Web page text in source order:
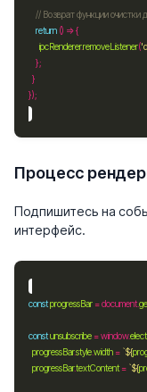
return
ipcRenderer.removeListener(
Процесс
Подпишитесь на
интерфейс.
constprogressBar = document.
constunsubscribe = window.
progressBar.stylewidth = `${
progressBar.textContent = `${